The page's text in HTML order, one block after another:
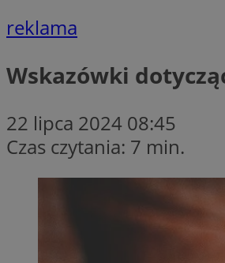
reklama
Wskazówki
22 lipca 2024 08:45
Czas czytania: 7 min.